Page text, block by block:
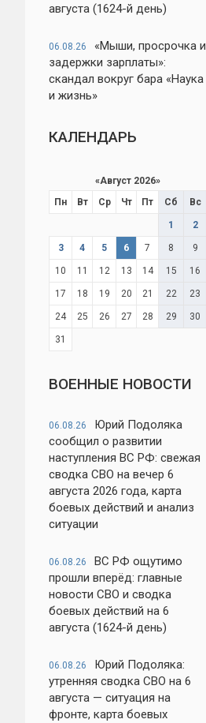
августа (1624-й день)
06.08.26
«Мыши, просрочка и
задержки зарплаты»:
скандал вокруг бара «Наука
и жизнь»
КАЛЕНДАРЬ
«Август 2026»
Пн
Вт Ср Чт Пт Сб Вс
1 2
3 4 5 6 7 8 9
10 11 12 13 14 15 16
17 18 19 20 21 22 23
24 25 26 27 28 29 30
31
ВОЕННЫЕ НОВОСТИ
06.08.26
Юрий Подоляка
сообщил о развитии
наступления ВС РФ: свежая
сводка СВО на вечер 6
августа 2026 года, карта
боевых действий и анализ
ситуации
06.08.26
ВС РФ ощутимо
прошли вперёд: главные
новости СВО и сводка
боевых действий на 6
августа (1624-й день)
06.08.26
Юрий Подоляка:
утренняя сводка СВО на 6
августа — ситуация на
фронте, карта боевых